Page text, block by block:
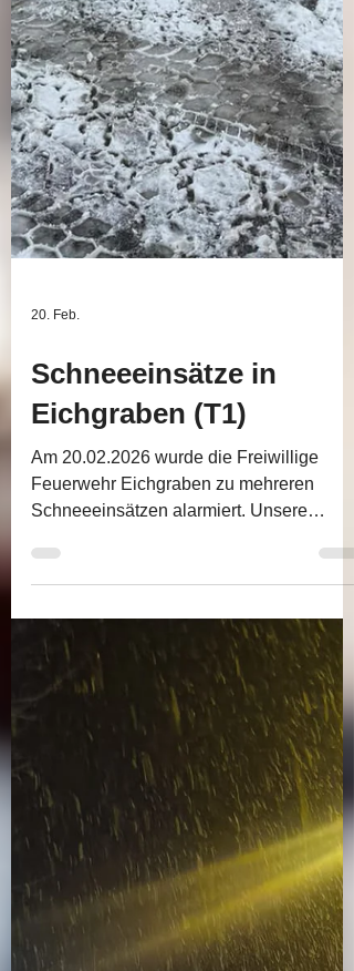
20. Feb.
Schneeeinsätze in
Eichgraben (T1)
Am 20.02.2026 wurde die Freiwillige
Schneeeinsätzen alarmiert. Unsere
Aufgaben bestanden darin,
Anschiebehilfe oder Seilwinde wieder
mobil zu machen sowie durch Schneelast
umgestürzte Bäume sicher zu entfernen.
Zwischendurch war ein kurzer
Werkstattaufenthalt notwendig, um einen
Reifen zu wechseln. In einsatzfreien
Zeiten wurde der Parkplatz
freigeschaufelt, um die Einsatzbereitschaft
weiterhin sicherzustelle